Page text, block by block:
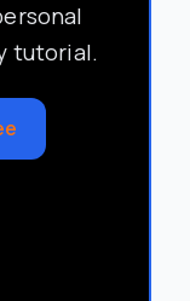
tutorial.